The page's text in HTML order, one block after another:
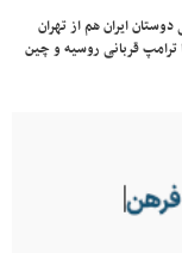
ایران هم از تهران
ترامپ قربانی روسیه و چین